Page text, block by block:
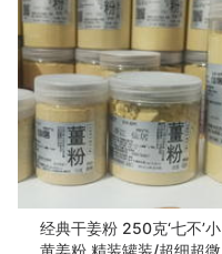
经典干姜粉 250克‘七不’小
黄姜粉 精装罐装/超细超微